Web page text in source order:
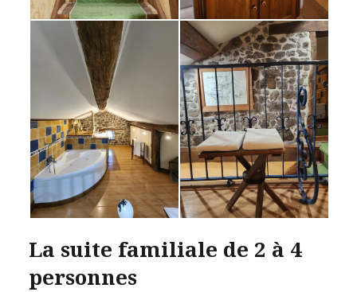
La suite familiale de 2 à 4
personnes